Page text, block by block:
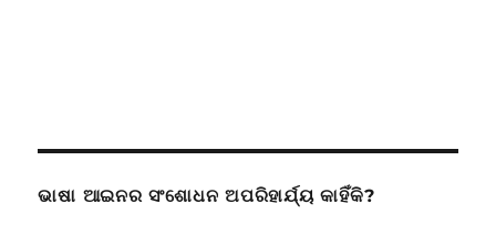
ଭାଷା ଆଇନର ସଂଶୋଧନ ଅପରିହାର୍ଯ୍ୟ କାହିଁକି?